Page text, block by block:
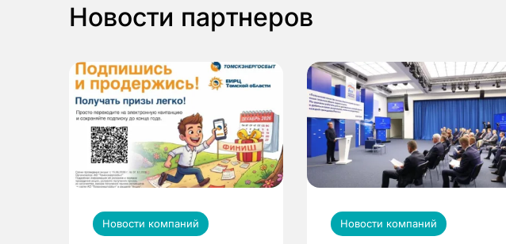
Новости партнеров
Новости компаний Новости компаний